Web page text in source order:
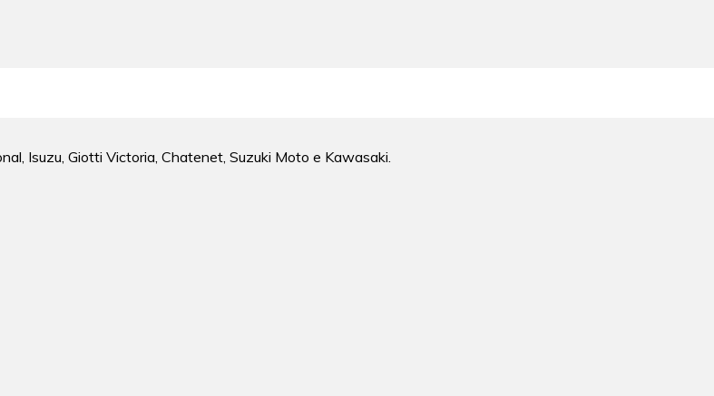
Isuzu, Giotti Victoria, Chatenet, Suzuki Moto e Kawasaki.